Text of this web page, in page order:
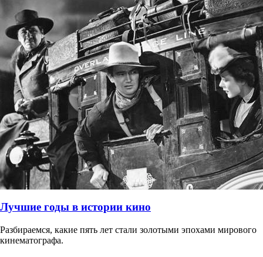
Лучшие годы в истории кино
Разбираемся, какие пять лет стали золотыми эпохами мирового
кинематографа.